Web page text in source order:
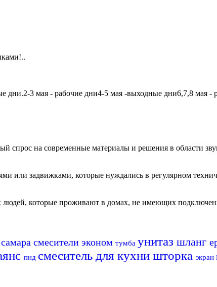
3 мая - рабочие дни4-5 мая -выходные дни6,7,8 мая -
спрос на современные материалы и решения в области
или задвижками, которые нуждались в регулярном
которые проживают в домах, не имеющих
смесители эконом тумба унитаз шланг
пнд смеситель для кухни шторка экран